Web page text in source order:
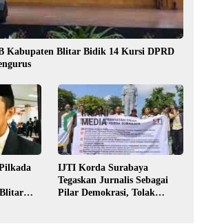
Kabupaten Blitar Bidik 14 Kursi DPRD
IJTI Korda Surabaya
Tegaskan Jurnalis Sebagai
Pilar Demokrasi, Tolak